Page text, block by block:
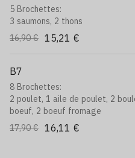
5 Brochettes:
3 saumons, 2 thons
16,90 € 15,21 €
B7
8 Brochettes:
2 poulet, 1 aile de poulet, 2
boeuf, 2 boeuf fromage
17,90 € 16,11 €